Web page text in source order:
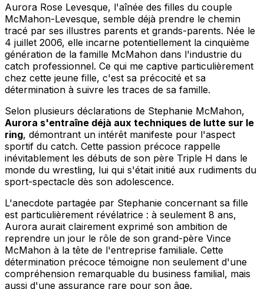
Aurora Rose Levesque, l'aînée des filles du couple
McMahon-Levesque, semble déjà prendre le chemin
tracé par ses illustres parents et grands-parents. Née le
4 juillet 2006, elle incarne potentiellement la cinquième
génération de la famille McMahon dans l'industrie du
catch professionnel. Ce qui me captive particulièrement
chez cette jeune fille, c'est sa précocité et sa
détermination à suivre les traces de sa famille.
Selon plusieurs déclarations de Stephanie McMahon,
Aurora s'entraîne déjà aux techniques de lutte sur le
ring, démontrant un intérêt manifeste pour l'aspect
sportif du catch. Cette passion précoce rappelle
inévitablement les débuts de son père Triple H dans le
monde du wrestling, lui qui s'était initié aux rudiments du
sport-spectacle dès son adolescence.
L'anecdote partagée par Stephanie concernant sa fille
est particulièrement révélatrice : à seulement 8 ans,
Aurora aurait clairement exprimé son ambition de
reprendre un jour le rôle de son grand-père Vince
McMahon à la tête de l'entreprise familiale. Cette
détermination précoce témoigne non seulement d'une
compréhension remarquable du business familial, mais
aussi d'une assurance rare pour son âge.